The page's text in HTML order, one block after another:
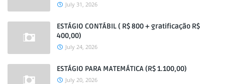
July 31, 2026
ESTÁGIO CONTÁBIL ( R$ 800 + gratificação R$
400,00)
July 24, 2026
ESTÁGIO PARA MATEMÁTICA (R$ 1.100,00)
July 20, 2026